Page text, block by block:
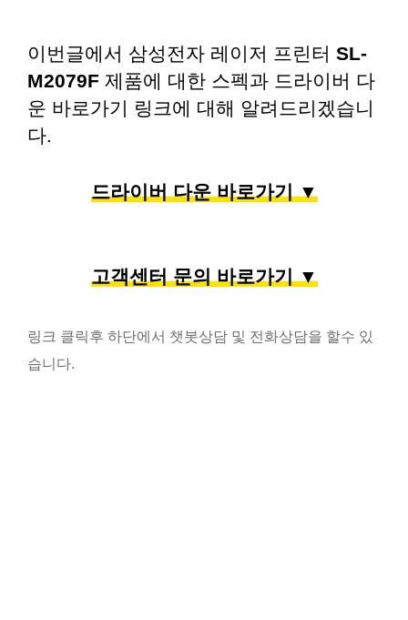
이번글에서 삼성전자 레이저 프린터 SL-
M2079F 제품에 대한 스펙과 드라이버 다
운 바로가기 링크에 대해 알려드리겠습니
다.
드라이버 다운 바로가기 ▼
고객센터 문의 바로가기 ▼
링크 클릭후 하단에서 챗봇상담 및 전화상담을 할수 있
습니다.